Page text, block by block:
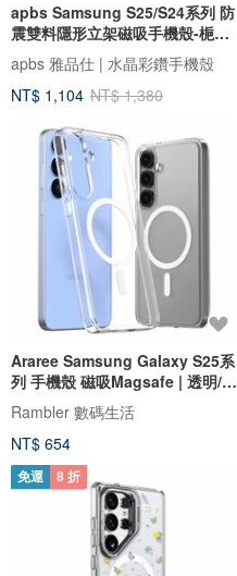
apbs Samsung S25/S24系列 防
震雙料隱形立架磁吸手機殼-梔子
花開
apbs 雅品仕 | 水晶彩鑽手機殼
NT$ 1,104 NT$ 1,380
Araree Samsung Galaxy S25系
列 手機殼 磁吸Magsafe | 透明/啞
光
Rambler 數碼生活
NT$ 654
免運 8 折